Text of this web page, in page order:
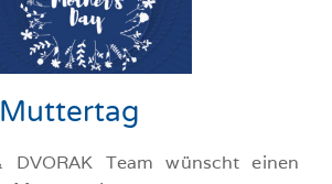
DVORAK Team wünscht einen